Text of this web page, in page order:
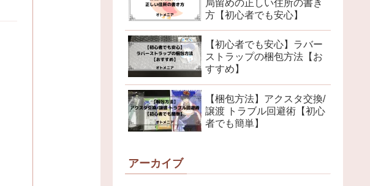
局留めの正しい住所の書き
方【初心者でも安心】
【初心者でも安心】ラバー
ストラップの梱包方法【お
すすめ】
【梱包方法】アクスタ交換/
譲渡 トラブル回避術【初心
者でも簡単】
アーカイブ